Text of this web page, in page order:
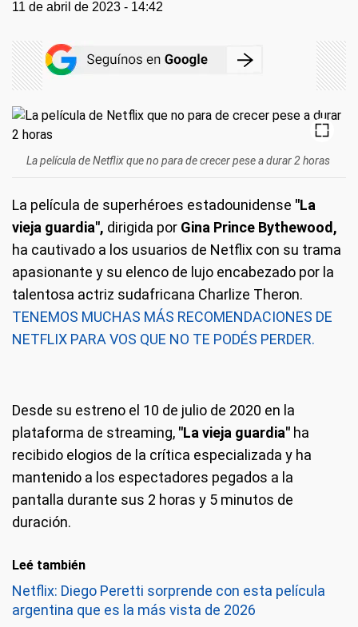
11 de abril de 2023 - 14:42
La película de Netflix que no para de crecer pese a durar 2 horas
La película de superhéroes estadounidense "La
vieja guardia", dirigida por Gina Prince Bythewood,
ha cautivado a los usuarios de Netflix con su trama
apasionante y su elenco de lujo encabezado por la
talentosa actriz sudafricana Charlize Theron.
TENEMOS MUCHAS MÁS RECOMENDACIONES DE
NETFLIX PARA VOS QUE NO TE PODÉS PERDER.
Desde su estreno el 10 de julio de 2020 en la
plataforma de streaming, "La vieja guardia" ha
recibido elogios de la crítica especializada y ha
mantenido a los espectadores pegados a la
pantalla durante sus 2 horas y 5 minutos de
duración.
Leé también
Netflix: Diego Peretti sorprende con esta película
argentina que es la más vista de 2026